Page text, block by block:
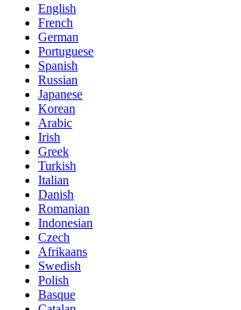
English
French
German
Portuguese
Spanish
Russian
Japanese
Korean
Arabic
Irish
Greek
Turkish
Italian
Danish
Romanian
Indonesian
Czech
Afrikaans
Swedish
Polish
Basque